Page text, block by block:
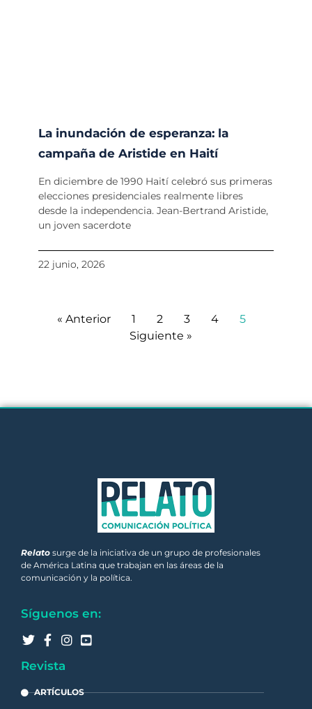
La inundación de esperanza: la
campaña de Aristide en Haití
En diciembre de 1990 Haití celebró sus primeras
elecciones presidenciales realmente libres
desde la independencia. Jean-Bertrand Aristide,
un joven sacerdote
22 junio, 2026
« Anterior 1 2 3 4
5
Siguiente »
Relato surge de la iniciativa de un grupo de profesionales
de América Latina que trabajan en las áreas de la
comunicación y la política.
Síguenos en:
Revista
ARTÍCULOS